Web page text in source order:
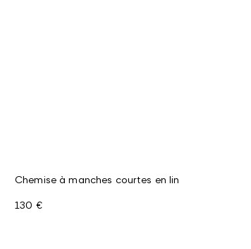
Chemise à manches courtes en lin
130 €